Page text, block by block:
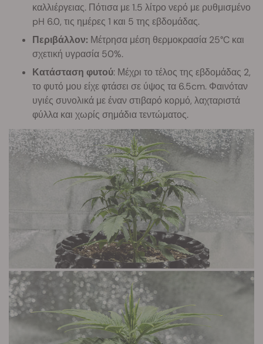
καλλιέργειας. Πότισα με 1.5 λίτρο νερό με ρυθμισμένο
pH 6.0, τις ημέρες 1 και 5 της εβδομάδας.
Περιβάλλον: Μέτρησα μέση θερμοκρασία 25°C και
σχετική υγρασία 50%.
Κατάσταση φυτού: Μέχρι το τέλος της εβδομάδας 2,
το φυτό μου είχε φτάσει σε ύψος τα 6.5cm. Φαινόταν
υγιές συνολικά με έναν στιβαρό κορμό, λαχταριστά
φύλλα και χωρίς σημάδια τεντώματος.